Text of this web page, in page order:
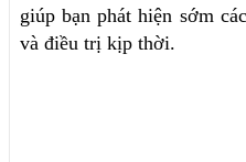
giúp bạn phát hiện sớm
và điều trị kịp thời.